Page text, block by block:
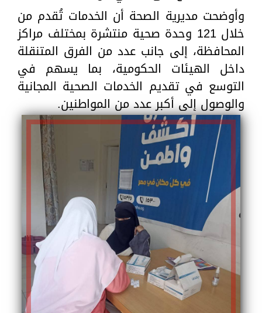
وأوضحت مديرية الصحة أن الخدمات تُقدم من
خلال 121 وحدة صحية منتشرة بمختلف مراكز
المحافظة، إلى جانب عدد من الفرق المتنقلة
داخل الهيئات الحكومية، بما يسهم في
التوسع في تقديم الخدمات الصحية المجانية
والوصول إلى أكبر عدد من المواطنين.